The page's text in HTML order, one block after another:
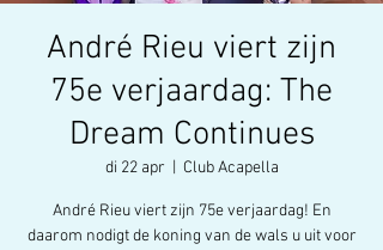
André Rieu viert zijn
75e verjaardag: The
Dream Continues
di 22 apr Club Acapella
André Rieu viert zijn 75e verjaardag! En
daarom nodigt de koning van de wals u uit voor